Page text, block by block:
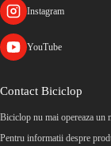
Instagram
YouTube
Contact Biciclop
Biciclop nu mai opereaza un
Pentru informatii despre